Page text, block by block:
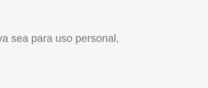
sea para uso personal,